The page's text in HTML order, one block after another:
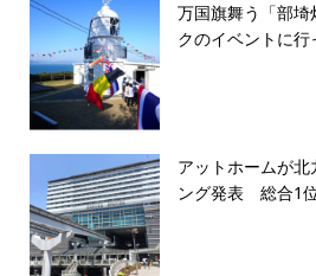
万国旗舞う「部
クのイベントに
アットホームが
ング発表 総合1